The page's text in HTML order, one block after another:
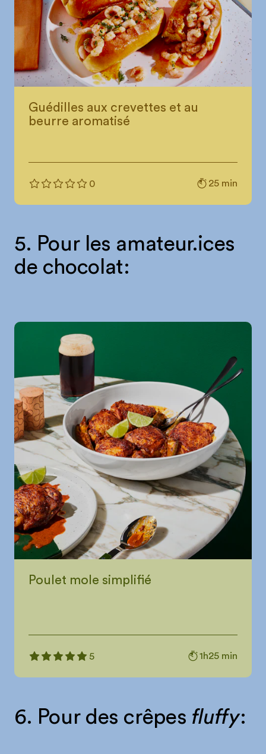
Guédilles aux crevettes et au
beurre aromatisé
0 25 min
5. Pour les amateur.ices
de chocolat:
Poulet mole simplifié
5 1h25 min
6. Pour des crêpes fluffy: